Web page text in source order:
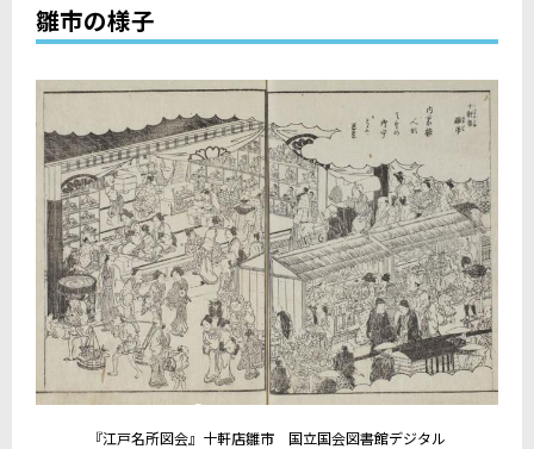
雛市の様子
『江戸名所図会』十軒店雛市 国立国会図書館デジタル